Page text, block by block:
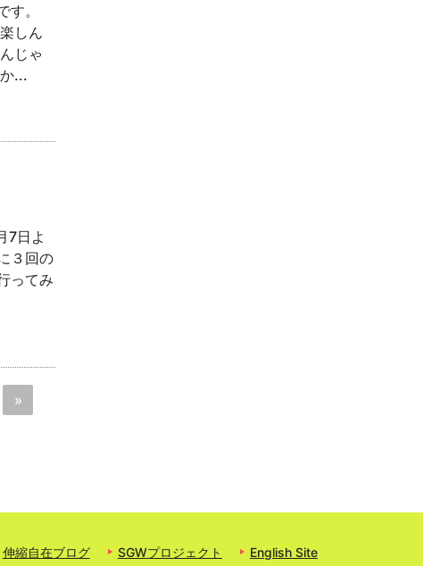
。
しん
じゃ
...
7日よ
３回の
ってみ
»
伸縮自在ブログ SGWプロジェクト English Site